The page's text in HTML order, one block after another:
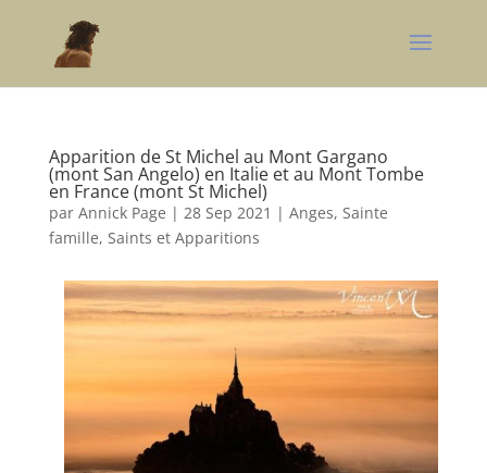
Apparition de St Michel au Mont Gargano
(mont San Angelo) en Italie et au Mont Tombe
en France (mont St Michel)
par Annick Page | 28 Sep 2021 | Anges, Sainte
famille, Saints et Apparitions